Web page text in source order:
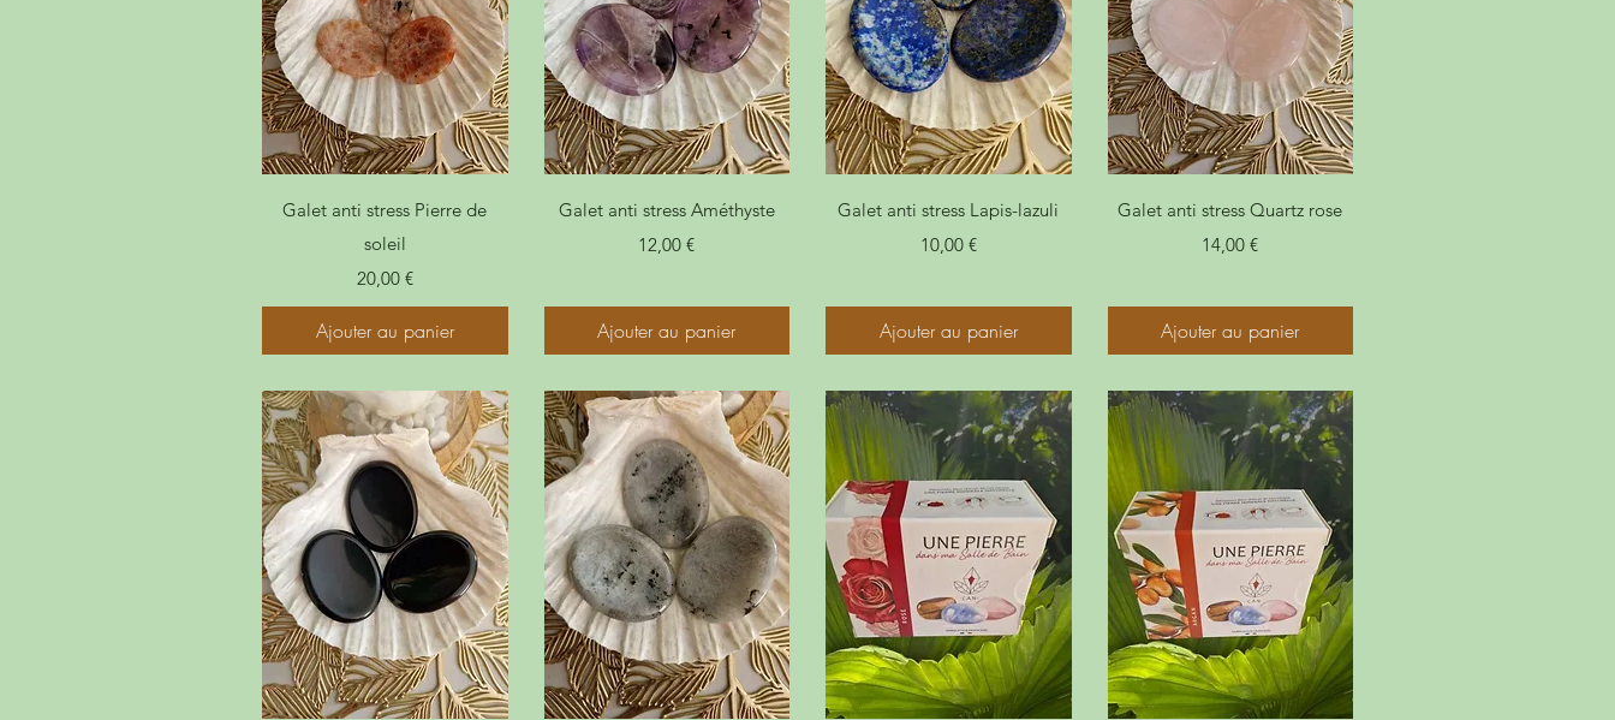
Galet anti stress Pierre de
soleil
Prix
20,00 €
Ajouter au panier
Galet anti stress Améthyste
Prix
12,00 €
Ajouter au panier
Galet anti stress Lapis-lazuli
Prix
10,00 €
Ajouter au panier
Galet anti stress Quartz rose
Prix
14,00 €
Ajouter au panier